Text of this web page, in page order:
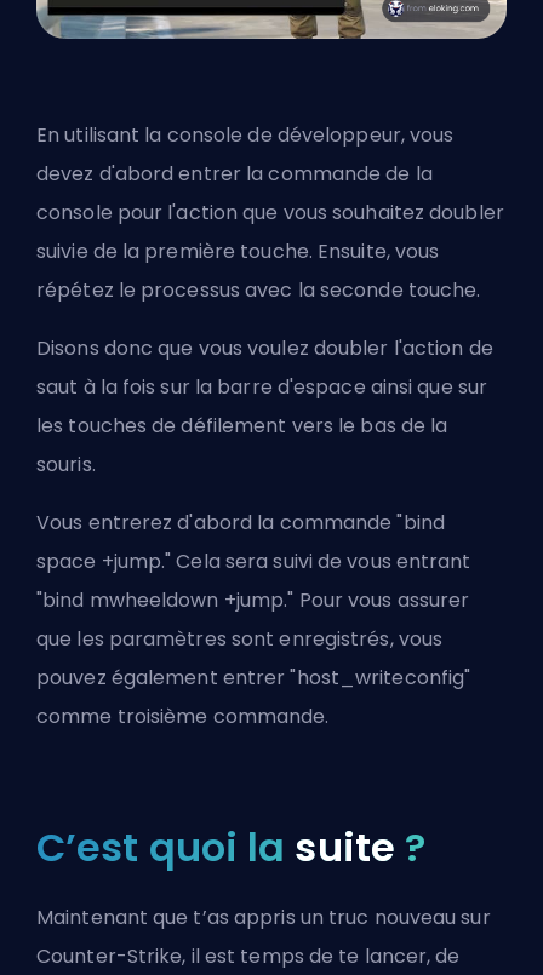
En utilisant la console de développeur, vous
devez d'abord entrer la commande de la
console pour l'action que vous souhaitez doubler
suivie de la première touche. Ensuite, vous
répétez le processus avec la seconde touche.
Disons donc que vous voulez doubler l'action de
saut à la fois sur la barre d'espace ainsi que sur
les touches de défilement vers le bas de la
souris.
Vous entrerez d'abord la commande "bind
space +jump." Cela sera suivi de vous entrant
"bind mwheeldown +jump." Pour vous assurer
que les paramètres sont enregistrés, vous
pouvez également entrer "host_writeconfig"
comme troisième commande.
C’est quoi la suite ?
Maintenant que t’as appris un truc nouveau sur
Counter-Strike, il est temps de te lancer, de